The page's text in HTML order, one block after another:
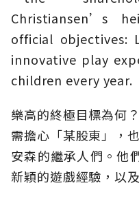
Christiansen’s
official objectives:
innovative play
children every year.
樂高的終極目標為何
需擔心「某股東」，
安森的繼承人們。他
新穎的遊戲經驗，以